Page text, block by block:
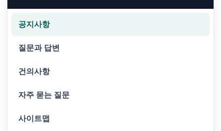
공지사항
질문과 답변
건의사항
자주 묻는 질문
사이트맵